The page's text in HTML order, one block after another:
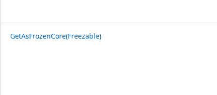
GetAsFrozenCore(Freezable)